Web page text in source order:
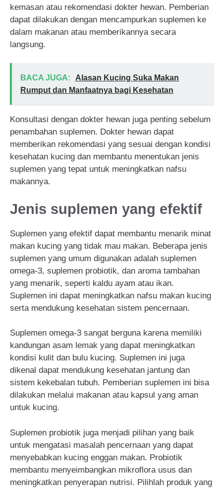
kemasan atau rekomendasi dokter hewan. Pemberian
dapat dilakukan dengan mencampurkan suplemen ke
dalam makanan atau memberikannya secara
langsung.
BACA JUGA:
Alasan Kucing Suka Makan
Rumput dan Manfaatnya bagi Kesehatan
Konsultasi dengan dokter hewan juga penting sebelum
penambahan suplemen. Dokter hewan dapat
memberikan rekomendasi yang sesuai dengan kondisi
kesehatan kucing dan membantu menentukan jenis
suplemen yang tepat untuk meningkatkan nafsu
makannya.
Jenis suplemen yang efektif
Suplemen yang efektif dapat membantu menarik minat
makan kucing yang tidak mau makan. Beberapa jenis
suplemen yang umum digunakan adalah suplemen
omega-3, suplemen probiotik, dan aroma tambahan
yang menarik, seperti kaldu ayam atau ikan.
Suplemen ini dapat meningkatkan nafsu makan kucing
serta mendukung kesehatan sistem pencernaan.
Suplemen omega-3 sangat berguna karena memiliki
kandungan asam lemak yang dapat meningkatkan
kondisi kulit dan bulu kucing. Suplemen ini juga
dikenal dapat mendukung kesehatan jantung dan
sistem kekebalan tubuh. Pemberian suplemen ini bisa
dilakukan melalui makanan atau kapsul yang aman
untuk kucing.
Suplemen probiotik juga menjadi pilihan yang baik
untuk mengatasi masalah pencernaan yang dapat
menyebabkan kucing enggan makan. Probiotik
membantu menyeimbangkan mikroflora usus dan
meningkatkan penyerapan nutrisi. Pilihlah produk yang